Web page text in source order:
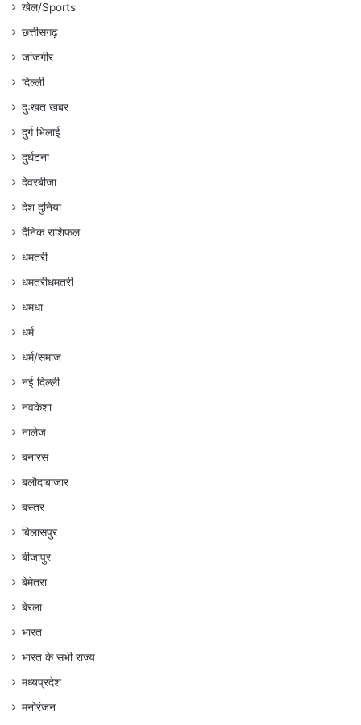
खेल/Sports
छत्तीसगढ़
जांजगीर
दिल्ली
दुःखत खबर
दुर्ग भिलाई
दुर्घटना
देवरबीजा
देश दुनिया
दैनिक राशिफल
धमतरी
धमतरीधमतरी
धमधा
धर्म
धर्म/समाज
नई दिल्ली
नवकेशा
नालेज
बनारस
बलौदाबाजार
बस्तर
बिलासपुर
बीजापुर
बेमेतरा
बेरला
भारत
भारत के सभी राज्य
मध्यप्रदेश
मनोरंजन